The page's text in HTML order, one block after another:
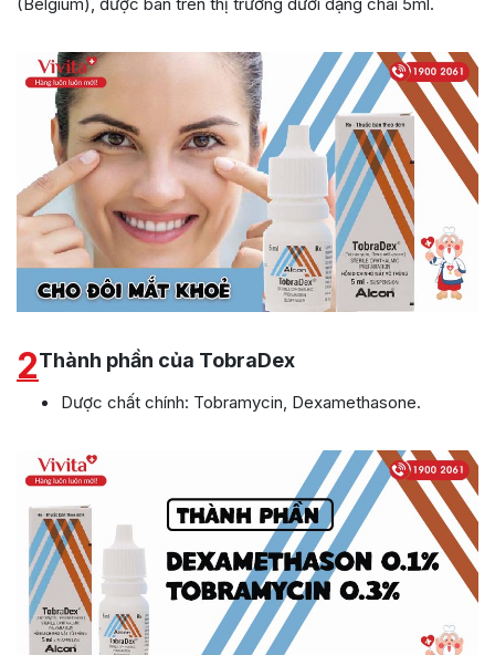
2Thành phần của TobraDex
Dược chất chính: Tobramycin, Dexamethasone.